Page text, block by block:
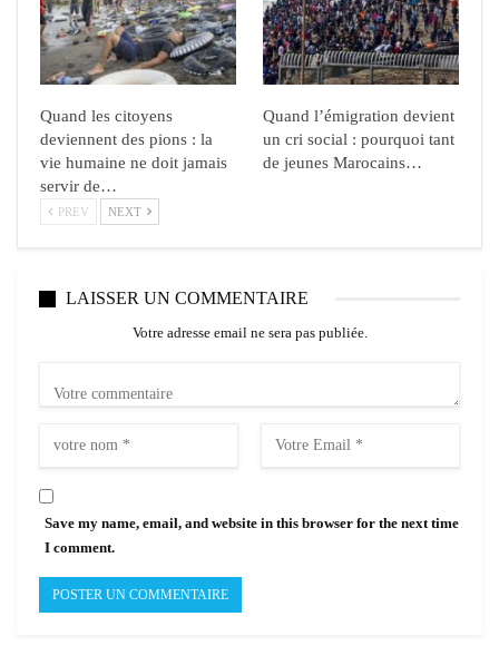
Quand les citoyens
deviennent des pions : la
vie humaine ne doit jamais
servir de…
Quand l’émigration devient
un cri social : pourquoi tant
de jeunes Marocains…
PREV NEXT
LAISSER UN COMMENTAIRE
Votre adresse email ne sera pas publiée.
Save my name, email, and website in this browser for the next time
I comment.